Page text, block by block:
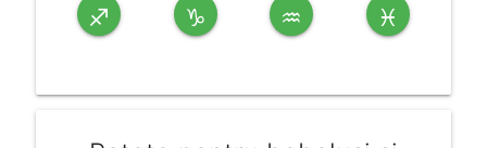
♐ ♑ ♒ ♓